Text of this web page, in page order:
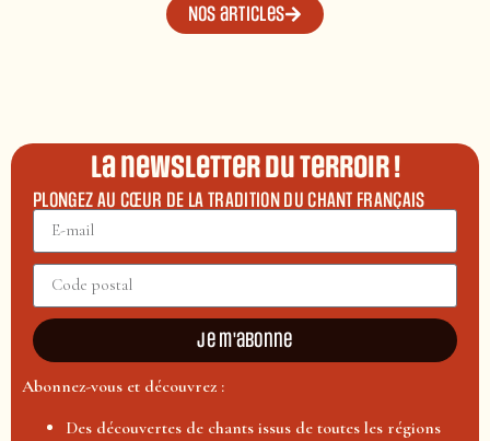
Nos articles
La newsletter du terroir !
PLONGEZ AU CŒUR DE LA TRADITION DU CHANT FRANÇAIS
Je m'abonne
Abonnez-vous et découvrez :
Des découvertes de chants issus de toutes les régions